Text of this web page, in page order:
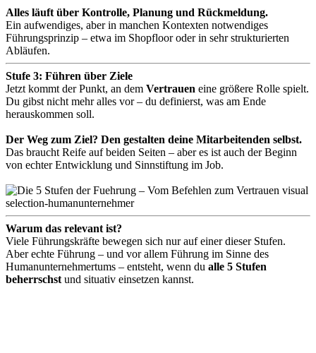
Alles läuft über Kontrolle, Planung und Rückmeldung.
Ein aufwendiges, aber in manchen Kontexten notwendiges
Führungsprinzip – etwa im Shopfloor oder in sehr strukturierten
Abläufen.
Stufe 3: Führen über Ziele
Jetzt kommt der Punkt, an dem Vertrauen eine größere Rolle spielt.
Du gibst nicht mehr alles vor – du definierst, was am Ende
herauskommen soll.
Der Weg zum Ziel? Den gestalten deine Mitarbeitenden selbst.
Das braucht Reife auf beiden Seiten – aber es ist auch der Beginn
von echter Entwicklung und Sinnstiftung im Job.
Warum das relevant ist?
Viele Führungskräfte bewegen sich nur auf einer dieser Stufen.
Aber echte Führung – und vor allem Führung im Sinne des
Humanunternehmertums – entsteht, wenn du alle 5 Stufen
beherrschst und situativ einsetzen kannst.